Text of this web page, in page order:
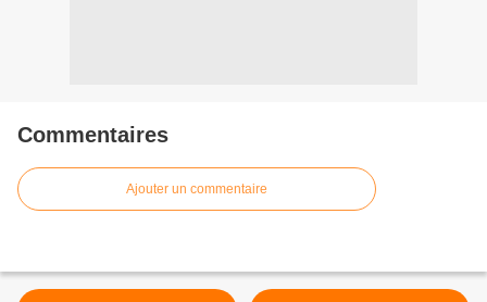
Commentaires
Ajouter un commentaire